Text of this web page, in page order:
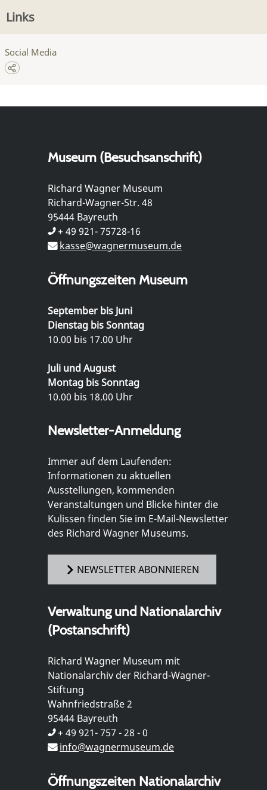
Links
Social Media
Museum (Besuchsanschrift)
Richard Wagner Museum
Richard-Wagner-Str. 48
95444 Bayreuth
+ 49 921- 75728-16
kasse@wagnermuseum.de
Öffnungszeiten Museum
September bis Juni
Dienstag bis Sonntag
10.00 bis 17.00 Uhr
Juli und August
Montag bis Sonntag
10.00 bis 18.00 Uhr
Newsletter-Anmeldung
Immer auf dem Laufenden:
Informationen zu aktuellen
Ausstellungen, kommenden
Veranstaltungen und Blicke hinter die
Kulissen finden Sie im E-Mail-Newsletter
des Richard Wagner Museums.
NEWSLETTER ABONNIEREN
Verwaltung und Nationalarchiv
(Postanschrift)
Richard Wagner Museum mit
Nationalarchiv der Richard-Wagner-
Stiftung
Wahnfriedstraße 2
95444 Bayreuth
+ 49 921- 757 - 28 - 0
info@wagnermuseum.de
Öffnungszeiten Nationalarchiv